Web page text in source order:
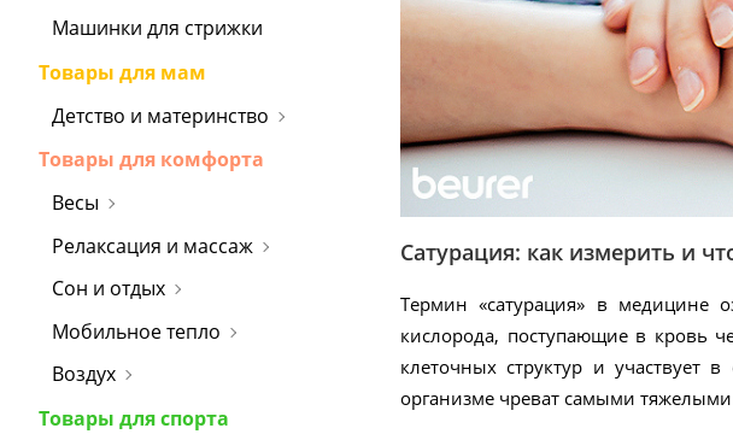
Машинки для стрижки
Товары для мам
Детство и материнство
Товары для комфорта
Весы
Релаксация и массаж
Сон и отдых
Мобильное тепло
Воздух
Товары для спорта
Сатурация: как измерить и
Термин «сатурация» в медицине
кислорода, поступающие в кровь
клеточных структур и участвует
организме чреват самыми